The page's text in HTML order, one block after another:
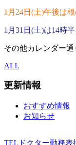
1月24日(土)午後は
1月31日(土)は14時
その他カレンダー通
ALL
更新情報
おすすめ情報
お知らせ
TEL ドクター勤務表